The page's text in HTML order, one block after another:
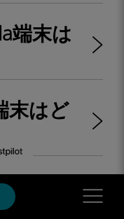
端末は
末はど
はど